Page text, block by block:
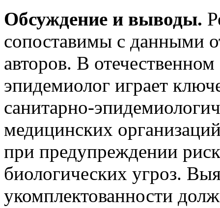
Обсуждение и выводы.
сопоставимы с данными
авторов. В
эпидемиолог играет
санитарно-
медицинских
при предупреждении
биологических угроз.
укомплектованности